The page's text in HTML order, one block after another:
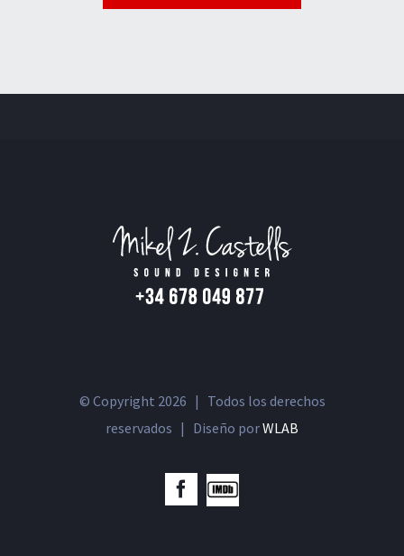
© Copyright 2026 | Todos los derechos
reservados | Diseño porWLAB
Facebook
IMDb